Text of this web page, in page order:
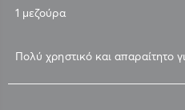
1 μεζούρα
Πολύ χρηστικό και απαραίτητο